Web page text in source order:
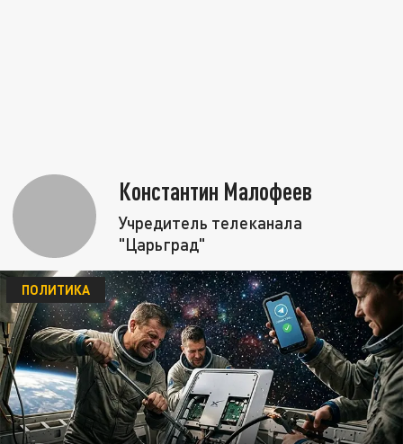
Константин Малофеев
Учредитель телеканала
"Царьград"
ПОЛИТИКА